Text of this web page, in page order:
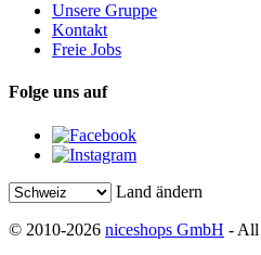
Unsere Gruppe
Kontakt
Freie Jobs
Folge uns auf
Land ändern
© 2010-2026 niceshops GmbH - All